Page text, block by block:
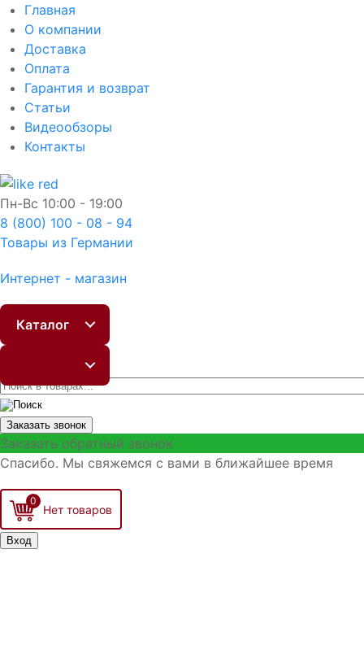
Главная
О компании
Доставка
Оплата
Гарантия и возврат
Статьи
Видеообзоры
Контакты
Пн-Вс 10:00 - 19:00
8 (800) 100 - 08 - 94
Товары из Германии
Интернет - магазин
Каталог
Заказать звонок
Заказать обратный звонок
Спасибо. Мы свяжемся с вами в ближайшее время
0
Вход